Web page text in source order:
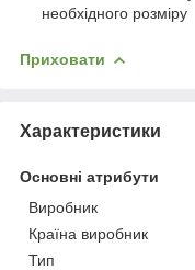
необхідного розміру
Приховати
Характеристики
Основні атрибути
Виробник
Країна виробник
Тип